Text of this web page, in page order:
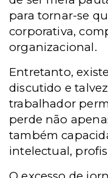
para tornar-se
corporativa,
organizacional.
Entretanto,
discutido e
trabalhador
perde não
também
intelectual,